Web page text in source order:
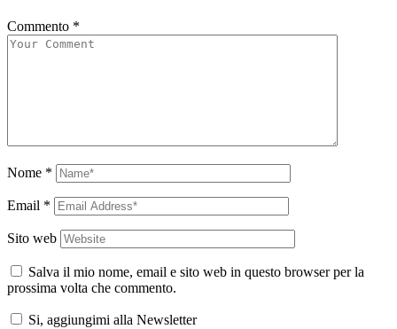
Commento *
Nome *
Email *
Sito web
Salva il mio nome, email e sito web in questo browser per la
prossima volta che commento.
Si, aggiungimi alla Newsletter